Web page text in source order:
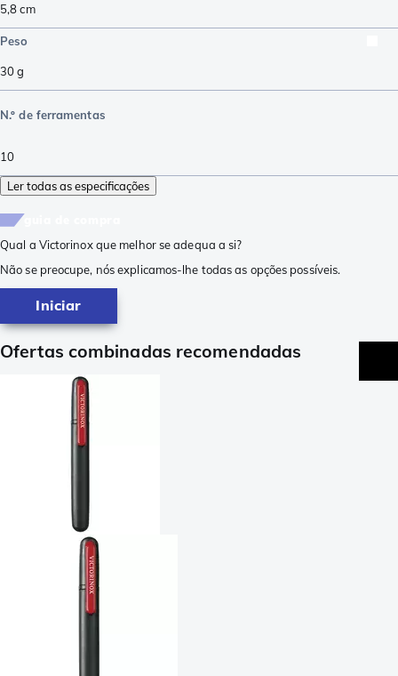
5,8cm
Peso
30g
N.º de ferramentas
10
Ler todas as especificações
Qual a Victorinox que melhor se adequa a si?
Não se preocupe, nós explicamos-lhe todas as opções possíveis.
Iniciar
Ofertas combinadas recomendadas